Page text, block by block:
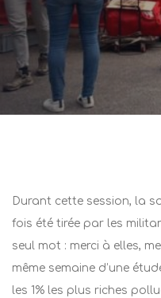
DANS:
national
Durant cette session, la
fois été tirée par les
seul mot : merci à elles,
même semaine d’une
les 1% les plus riches